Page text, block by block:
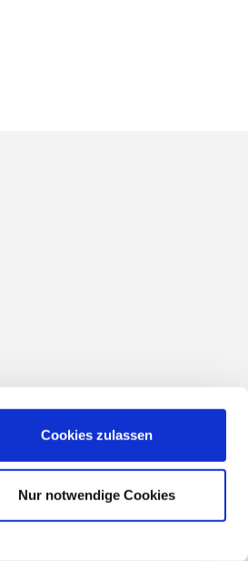
Cookies zulassen
Nur notwendige Cookies